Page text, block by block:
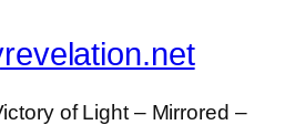
of Light – Mirrored –